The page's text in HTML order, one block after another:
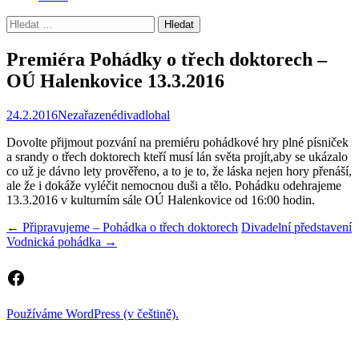
Vyhledávání
Premiéra Pohádky o třech doktorech –
OÚ Halenkovice 13.3.2016
24.2.2016Nezařazenédivadlohal
Dovolte přijmout pozvání na premiéru pohádkové hry plné písniček
a srandy o třech doktorech kteří musí lán světa projít,aby se ukázalo
co už je dávno lety prověřeno, a to je to, že láska nejen hory přenáší,
ale že i dokáže vyléčit nemocnou duši a tělo. Pohádku odehrajeme
13.3.2016 v kulturním sále OÚ Halenkovice od 16:00 hodin.
Navigace
pro
příspěvky
← Připravujeme – Pohádka o třech doktorech Divadelní představení
Vodnická pohádka →
Facebook
Používáme WordPress (v češtině).